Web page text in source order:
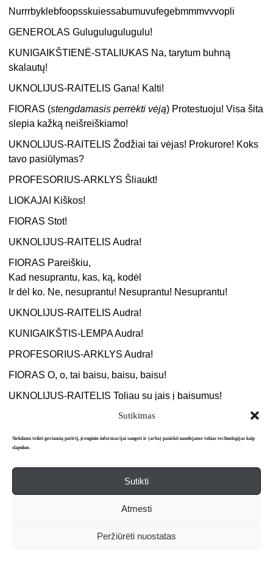
Sutikimas
Siekdami teikti geriausią patirtį, įrenginio informacijai saugoti ir (arba) pasiekti naudojame tokias technologijas kaip
slapukus.
Sutikti
Atmesti
Peržiūrėti nuostatas
Nurrrbyklebfoopsskuiessabumuvufegebmmmvvvopli
GENEROLAS Gulugulugulugulu!
KUNIGAIKŠTIENĖ-STALIUKAS Na, tarytum buhną
skalautų!
UKNOLIJUS-RAITELIS Gana! Kalti!
FIORAS (stengdamasis perrėkti vėją) Protestuoju! Visa šita
slepia kažką neišreiškiamo!
UKNOLIJUS-RAITELIS Žodžiai tai vėjas! Prokurore! Koks
tavo pasiūlymas?
PROFESORIUS-ARKLYS Šliaukt!
LIOKAJAI Kiškos!
FIORAS Stot!
UKNOLIJUS-RAITELIS Audra!
FIORAS Pareiškiu,
Kad nesuprantu, kas, ką, kodėl
Ir dėl ko. Ne, nesuprantu! Nesuprantu! Nesuprantu!
UKNOLIJUS-RAITELIS Audra!
KUNIGAIKŠTIS-LEMPA Audra!
PROFESORIUS-ARKLYS Audra!
FIORAS O, o, tai baisu, baisu, baisu!
UKNOLIJUS-RAITELIS Toliau su jais į baisumus!
KUNIGAIKŠTIS, KUNIGAIKŠTIENĖ, KLEBONAS Audra!
LIOKAJAI Audra!
UKNOLIJUS, LIOKAJAI, KUNIGAIKŠTIS,
KUNIGAIKŠTIENĖ, KLEBONAS Audra!
Viesulas, griaustiniai, žaibai
FIORAS Čia kaukė kaukę kankina! Nusimeskite kaukes!